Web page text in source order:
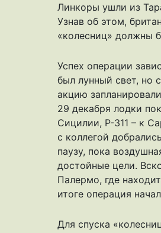
Линкоры ушли из
Узнав об этом,
«колесниц» должны
Успех операции
был лунный свет, но
акцию
29 декабря лодки
Сицилии, Р-311 – к
с коллегой
паузу, пока
достойные цели.
Палермо, где
итоге операция
Для спуска